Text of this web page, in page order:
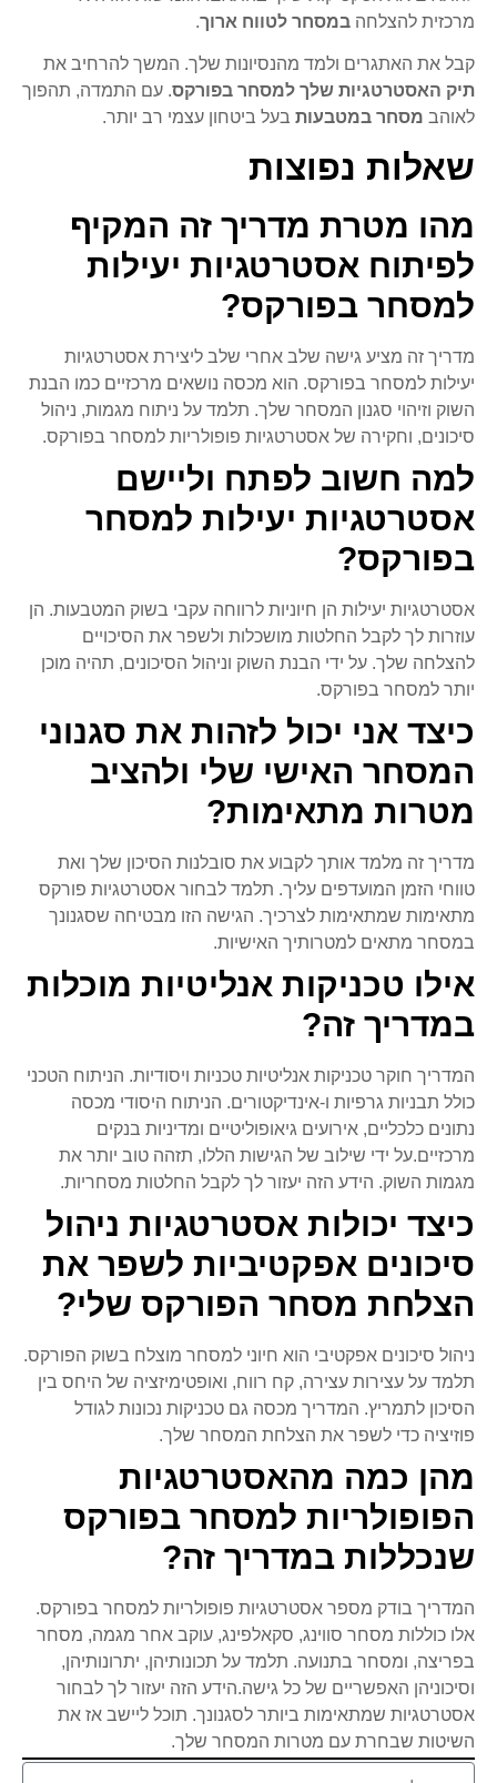
מרכזית להצלחה במסחר לטווח ארוך.
קבל את האתגרים ולמד מהנסיונות שלך. המשך להרחיב את
תיק האסטרטגיות שלך למסחר בפורקס. עם התמדה, תהפוך
לאוהב מסחר במטבעות בעל ביטחון עצמי רב יותר.
שאלות נפוצות
מהו מטרת מדריך זה המקיף
לפיתוח אסטרטגיות יעילות
למסחר בפורקס?
מדריך זה מציע גישה שלב אחרי שלב ליצירת אסטרטגיות
יעילות למסחר בפורקס. הוא מכסה נושאים מרכזיים כמו הבנת
השוק וזיהוי סגנון המסחר שלך. תלמד על ניתוח מגמות, ניהול
סיכונים, וחקירה של אסטרטגיות פופולריות למסחר בפורקס.
למה חשוב לפתח וליישם
אסטרטגיות יעילות למסחר
בפורקס?
אסטרטגיות יעילות הן חיוניות לרווחה עקבי בשוק המטבעות. הן
עוזרות לך לקבל החלטות מושכלות ולשפר את הסיכויים
להצלחה שלך. על ידי הבנת השוק וניהול הסיכונים, תהיה מוכן
יותר למסחר בפורקס.
כיצד אני יכול לזהות את סגנוני
המסחר האישי שלי ולהציב
מטרות מתאימות?
מדריך זה מלמד אותך לקבוע את סובלנות הסיכון שלך ואת
טווחי הזמן המועדפים עליך. תלמד לבחור אסטרטגיות פורקס
מתאימות שמתאימות לצרכיך. הגישה הזו מבטיחה שסגנונך
במסחר מתאים למטרותיך האישיות.
אילו טכניקות אנליטיות מוכלות
במדריך זה?
המדריך חוקר טכניקות אנליטיות טכניות ויסודיות. הניתוח הטכני
כולל תבניות גרפיות ו-אינדיקטורים. הניתוח היסודי מכסה
נתונים כלכליים, אירועים גיאופוליטיים ומדיניות בנקים
מרכזיים.על ידי שילוב של הגישות הללו, תזהה טוב יותר את
מגמות השוק. הידע הזה יעזור לך לקבל החלטות מסחריות.
כיצד יכולות אסטרטגיות ניהול
סיכונים אפקטיביות לשפר את
הצלחת מסחר הפורקס שלי?
ניהול סיכונים אפקטיבי הוא חיוני למסחר מוצלח בשוק הפורקס.
תלמד על עצירות עצירה, קח רווח, ואופטימיזציה של היחס בין
הסיכון לתמריץ. המדריך מכסה גם טכניקות נכונות לגודל
פוזיציה כדי לשפר את הצלחת המסחר שלך.
מהן כמה מהאסטרטגיות
הפופולריות למסחר בפורקס
שנכללות במדריך זה?
המדריך בודק מספר אסטרטגיות פופולריות למסחר בפורקס.
אלו כוללות מסחר סווינג, סקאלפינג, עוקב אחר מגמה, מסחר
בפריצה, ומסחר בתנועה. תלמד על תכונותיהן, יתרונותיהן,
וסיכוניהן האפשריים של כל גישה.הידע הזה יעזור לך לבחור
אסטרטגיות שמתאימות ביותר לסגנונך. תוכל ליישב אז את
השיטות שבחרת עם מטרות המסחר שלך.